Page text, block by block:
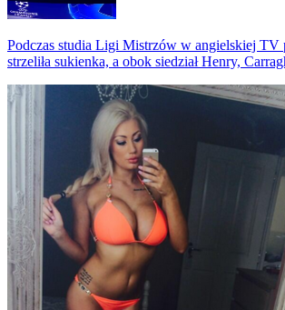
Podczas studia Ligi Mistrzów w angielskiej TV
strzeliła sukienka, a obok siedział Henry,